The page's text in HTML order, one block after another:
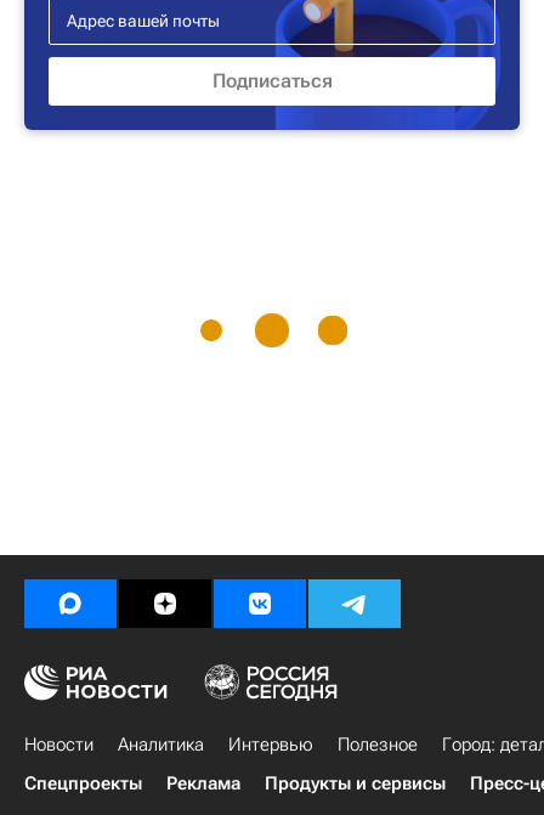
Новости Аналитика Интервью Полезное
Город:
Спецпроекты
Реклама Продукты и сервисы Пресс-